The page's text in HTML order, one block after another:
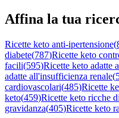
Affina la tua
Ricette keto anti-ipertensione(
diabete(787)Ricette keto
facili(595)Ricette keto adatte
adatte all'insufficienza renale(
cardiovascolari(485)Ricette
keto(459)Ricette keto ricche
gravidanza(405)Ricette keto